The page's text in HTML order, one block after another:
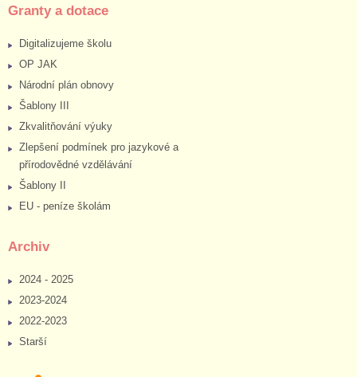
Granty a dotace
Digitalizujeme školu
OP JAK
Národní plán obnovy
Šablony III
Zkvalitňování výuky
Zlepšení podmínek pro jazykové a
přírodovědné vzdělávání
Šablony II
EU - peníze školám
Archiv
2024 - 2025
2023-2024
2022-2023
Starší